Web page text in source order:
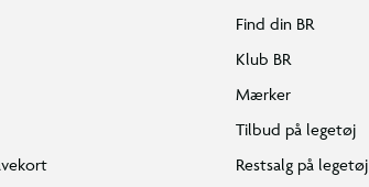
Find din BR
Klub BR
Mærker
Tilbud på legetøj
Restsalg på legetøj